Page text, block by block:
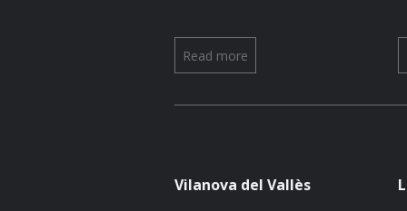
Read more
Vilanova del Vallès